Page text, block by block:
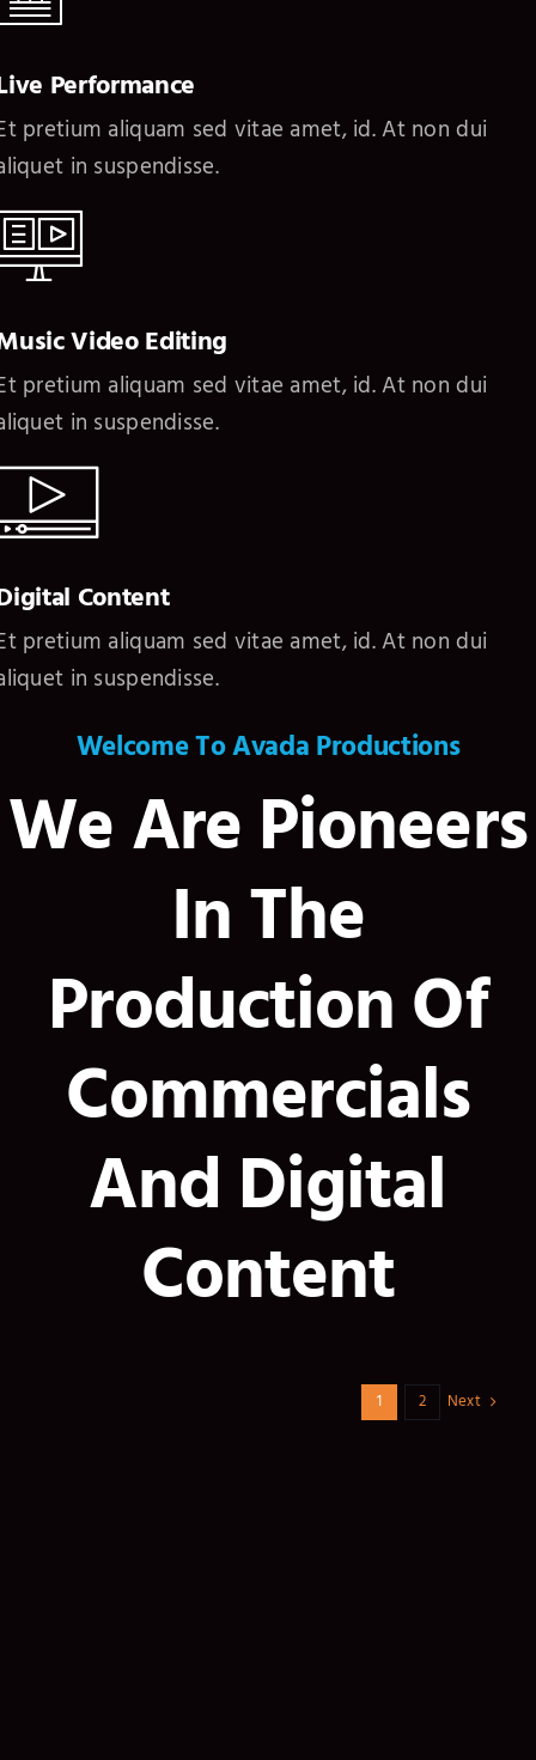
Performance
pretium aliquam sed vitae amet, id. At non dui
in suspendisse.
Video Editing
pretium aliquam sed vitae amet, id. At non dui
in suspendisse.
Content
pretium aliquam sed vitae amet, id. At non dui
in suspendisse.
Welcome To Avada Productions
We Are Pioneers
In The
Production Of
Commercials
And Digital
Content
1 2 Next